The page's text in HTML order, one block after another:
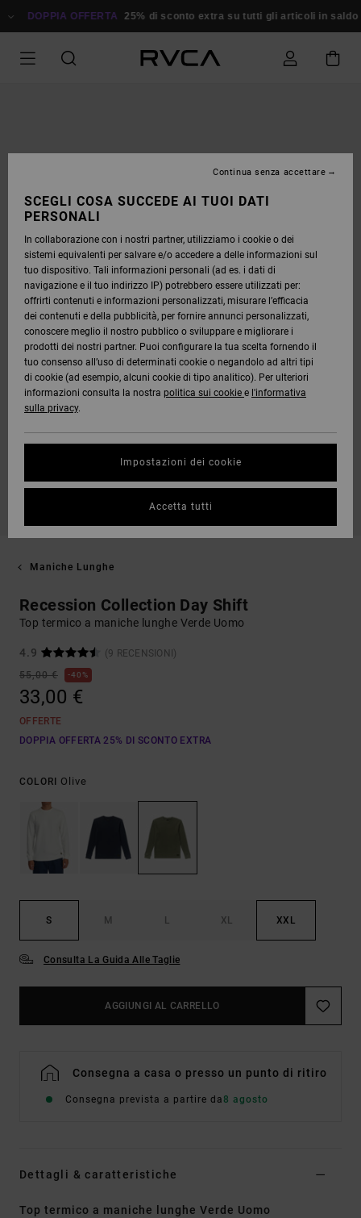
ALLE
DOPPIA OFFERTA 25% di sconto extra su tutti gli articoli in
Maniche Lunghe
Recession Collection Day Shift
Top termico a maniche lunghe Verde Uomo
4.9
(9 RECENSIONI)
55,00 €
40%
33,00 €
OFFERTE
DOPPIA OFFERTA 25% DI SCONTO EXTRA
COLORI Olive
S M L XL XXL
Consulta La Guida Alle Taglie
AGGIUNGI AL CARRELLO
Consegna a casa o presso un punto di ritiro
Consegna prevista a partire da8 agosto
Dettagli & caratteristiche
Top termico a maniche lunghe Verde Uomo
SCEGLI COSA SUCCEDE AI TUOI DATI
PERSONALI
In collaborazione con i nostri partner, utilizziamo i cookie o dei
sistemi equivalenti per salvare e/o accedere a delle informazioni sul
tuo dispositivo. Tali informazioni personali (ad es. i dati di
navigazione e il tuo indirizzo IP) potrebbero essere utilizzati per:
offrirti contenuti e informazioni personalizzati, misurare l’efficacia
dei contenuti e della pubblicità, per fornire annunci personalizzati,
conoscere meglio il nostro pubblico o sviluppare e migliorare i
prodotti dei nostri partner. Puoi configurare la tua scelta fornendo il
tuo consenso all’uso di determinati cookie o negandolo ad altri tipi
di cookie (ad esempio, alcuni cookie di tipo analitico). Per ulteriori
informazioni consulta la nostra politica sui cookie e l'informativa
sulla privacy.
Impostazioni dei cookie
Continua senza accettare
Accetta tutti